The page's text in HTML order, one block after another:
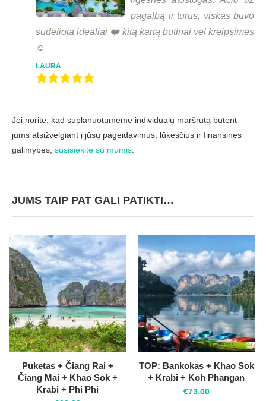
pagalbą ir turus, viskas buvo
sudėliota idealiai ❤️ kitą kartą būtinai vėl kreipsimės
☺️
LAURA
Jei norite, kad suplanuotumėme individualų maršrutą būtent
jums atsižvelgiant į jūsų pageidavimus, lūkesčius ir finansines
galimybes, susisiekite su mumis.
JUMS TAIP PAT GALI PATIKTI…
Puketas + Čiang Rai +
Čiang Mai + Khao Sok +
Krabi + Phi Phi
TOP: Bankokas + Khao Sok
+ Krabi + Koh Phangan
€73.00